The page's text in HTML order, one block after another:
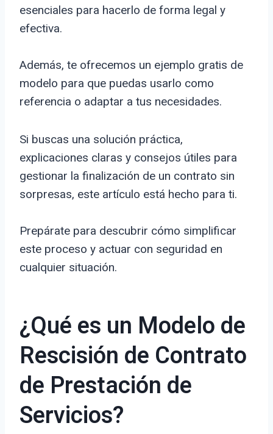
esenciales para hacerlo de forma legal y
efectiva.
Además, te ofrecemos un ejemplo gratis de
modelo para que puedas usarlo como
referencia o adaptar a tus necesidades.
Si buscas una solución práctica,
explicaciones claras y consejos útiles para
gestionar la finalización de un contrato sin
sorpresas, este artículo está hecho para ti.
Prepárate para descubrir cómo simplificar
este proceso y actuar con seguridad en
cualquier situación.
¿Qué es un Modelo de
Rescisión de Contrato
de Prestación de
Servicios?